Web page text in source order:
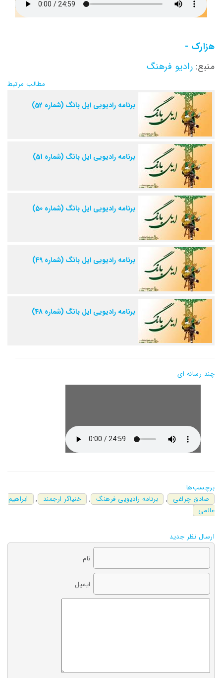
هزارک -
منبع: رادیو فرهنگ
مطالب مرتبط
برنامه رادیویی ایل بانگ (شماره 52)
برنامه رادیویی ایل بانگ (شماره 51)
برنامه رادیویی ایل بانگ (شماره 50)
برنامه رادیویی ایل بانگ (شماره 49)
برنامه رادیویی ایل بانگ (شماره 48)
چند رسانه ای
برچسب‌ها
صادق چراغی
, برنامه رادیویی فرهنگ , خنیاگر ارجمند ,
ابراهیم
عالمی
ارسال نظر جدید
نام
ایمیل